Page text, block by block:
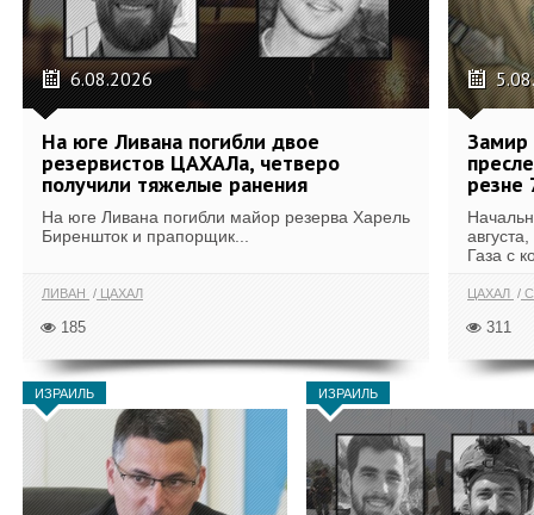
6.08.2026
На юге Ливана погибли двое
резервистов ЦАХАЛа, четверо
получили тяжелые ранения
На юге Ливана погибли майор резерва Харель
Биреншток и прапорщик...
ЛИВАН ЦАХАЛ
185
Замир
резне
Газа с
ЦАХАЛ
311
ИЗРАИЛЬ ИЗРАИЛЬ